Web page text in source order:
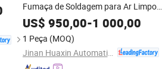
Fumaça de Soldagem para Ar Limpo
2.2kw
US$ 950,00-1 000,00
1 Peça (MOQ)
Jinan Huaxin Automation Engineering Co., Ltd.